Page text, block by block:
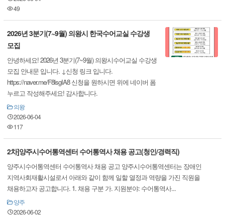
49
2026년 3분기(7~9월) 의왕시 한국수어교실 수강생
모집
안녕하세요! 2026년 3분기(7~9월) 의왕시수어교실 수강생
모집 안내문 입니다. ↓신청 링크 입니다.
https://naver.me/F8lsgIA8 신청을 원하시면 위에 네이버 폼
누르고 작성해주세요! 감사합니다.
의왕
2026-06-04
117
2차]양주시수어통역센터 수어통역사 채용 공고(청인/경력직)
양주시수어통역센터 수어통역사 채용 공고 양주시수어통역센터는 장애인
지역사회재활시설로서 아래와 같이 함께 일할 열정과 역량을 가진 직원을
채용하고자 공고합니다. 1. 채용 구분 가. 지원분야: 수어통역사...
양주
2026-06-02